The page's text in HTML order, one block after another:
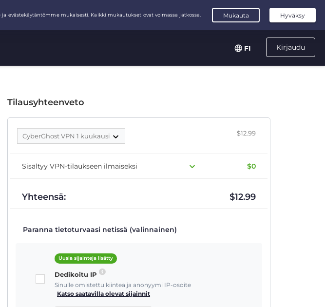
Kirjaudu
FI
Tilausyhteenveto
CyberGhost VPN 1 kuukausi $12.99
Sisältyy VPN-tilaukseen ilmaiseksi $0
Yhteensä: $12.99
Paranna tietoturvaasi netissä (valinnainen)
Uusia sijainteja lisätty
Dedikoitu IP
Sinulle omistettu kiinteä ja anonyymi IP-osoite
Katso saatavilla olevat sijainnit